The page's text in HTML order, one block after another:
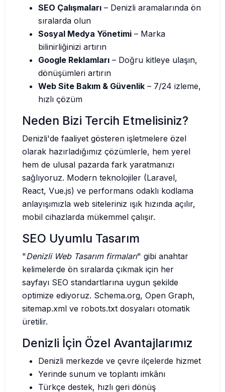
SEO Çalışmaları – Denizli aramalarında ön
sıralarda olun
Sosyal Medya Yönetimi – Marka
bilinirliğinizi artırın
Google Reklamları – Doğru kitleye ulaşın,
dönüşümleri artırın
Web Site Bakım & Güvenlik – 7/24 izleme,
hızlı çözüm
Neden Bizi Tercih Etmelisiniz?
Denizli'de faaliyet gösteren işletmelere özel
olarak hazırladığımız çözümlerle, hem yerel
hem de ulusal pazarda fark yaratmanızı
sağlıyoruz. Modern teknolojiler (Laravel,
React, Vue.js) ve performans odaklı kodlama
anlayışımızla web siteleriniz ışık hızında açılır,
mobil cihazlarda mükemmel çalışır.
SEO Uyumlu Tasarım
"Denizli Web Tasarım firmaları" gibi anahtar
kelimelerde ön sıralarda çıkmak için her
sayfayı SEO standartlarına uygun şekilde
optimize ediyoruz. Schema.org, Open Graph,
sitemap.xml ve robots.txt dosyaları otomatik
üretilir.
Denizli İçin Özel Avantajlarımız
Denizli merkezde ve çevre ilçelerde hizmet
Yerinde sunum ve toplantı imkânı
Türkçe destek, hızlı geri dönüş